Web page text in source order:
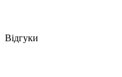
Відгуки